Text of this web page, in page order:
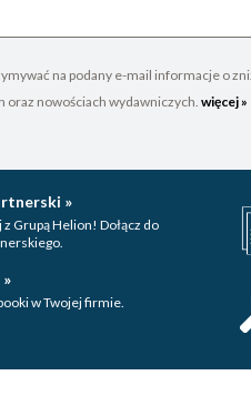
na podany e-mail informacje o
oraz nowościach wydawniczych. więcej »
»
z Grupą Helion! Dołącz do
w Twojej firmie.